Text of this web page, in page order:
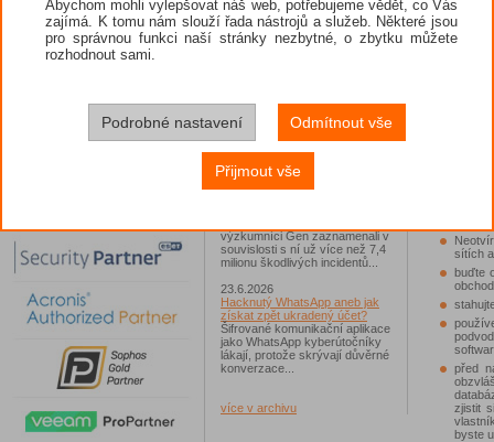
26.6.2026
ESET: S příchodem léta
zaplavují Česko falešné mobilní
Chase Home App či Candy
Race Launcher. Hlavním cílem
útočníků bylo v tomto případě
Polsko, následováno Českem a
Slovenskem...
24.6.2026
výzkumníci Gen zaznamenali v
souvislosti s ní už více než 7,4
milionu škodlivých incidentů...
23.6.2026
Hacknutý WhatsApp aneb jak
získat zpět ukradený účet?
Šifrované komunikační aplikace
jako WhatsApp kyberútočníky
lákají, protože skrývají důvěrné
konverzace...
více v archivu
"V
chtějí do
sítích
buďte
před
zjistit
byste
Abychom mohli vylepšovat náš web, potřebujeme vědět, co Vás
zajímá. K tomu nám slouží řada nástrojů a služeb. Některé jsou
pro správnou funkci naší stránky nezbytné, o zbytku můžete
rozhodnout sami.
Podrobné nastavení Odmítnout vše
Přijmout vše